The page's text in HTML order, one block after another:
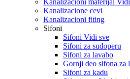
Kanalizacioni materijal
Kanalizacione cevi
Kanalizacioni fiting
Sifoni
Sifoni Vidi sve
Sifoni za sudoperu
Sifoni za lavabo
Gornji deo sifona za
Sifoni za kadu